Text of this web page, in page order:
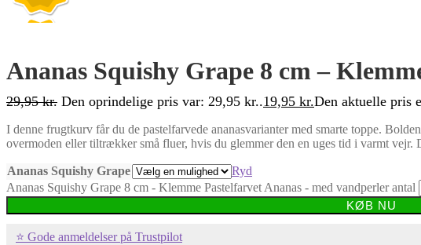
Ananas Squishy Grape 8 cm –
29,95kr. Den oprindelige pris var: 29,95 kr..19,95 kr.Den aktuelle pris
I denne frugtkurv får du de pastelfarvede ananasvarianter med smarte toppe.
overmoden eller tiltrækker små fluer, hvis du glemmer den en uges tid i varmt
Ananas Squishy Grape
Ryd
Ananas Squishy Grape 8 cm - Klemme Pastelfarvet Ananas - med vandperler antal
KØB NU
⭐ Gode anmeldelser på Trustpilot